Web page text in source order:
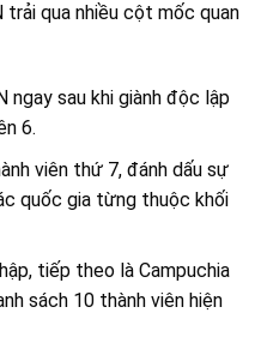
trải qua nhiều cột mốc quan
ngay sau khi giành độc lập
6.
viên thứ 7, đánh dấu sự
quốc gia từng thuộc khối
tiếp theo là Campuchia
sách 10 thành viên hiện